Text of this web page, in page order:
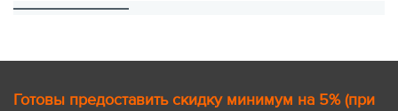
Готовы предоставить скидку минимум на 5% (при